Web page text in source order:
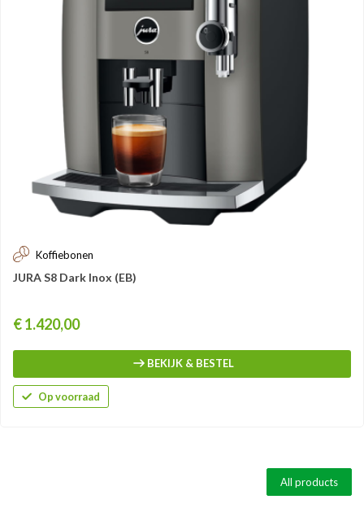
Koffiebonen
JURA S8 Dark Inox (EB)
Prijs
€ 1.420,00
BEKIJK & BESTEL
Op voorraad
All products